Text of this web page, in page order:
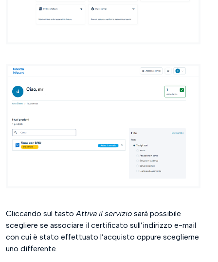
Cliccando sul tasto Attiva il servizio sarà possibile
scegliere se associare il certificato sull’indirizzo e-mail
con cui è stato effettuato l’acquisto oppure sceglierne
uno differente.